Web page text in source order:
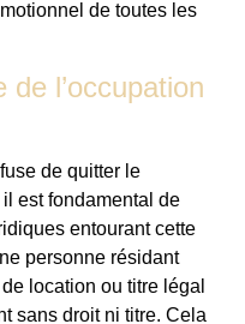
de toutes les
l’occupation
de quitter le
est fondamental de
entourant cette
personne résidant
location ou titre légal
sans droit ni titre. Cela